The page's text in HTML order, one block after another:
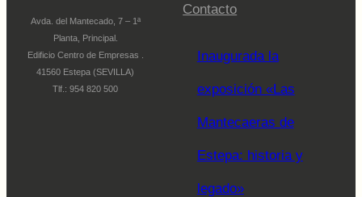
Avda. del Mantecado, 7 – 1ª
Planta, Principal.
Edificio Centro de Empresas .
41560 Estepa (SEVILLA)
Tlf.: 954 820 500
Contacto
Inaugurada la
exposición «Las
Mantecaeras de
Estepa: historia y
legado»